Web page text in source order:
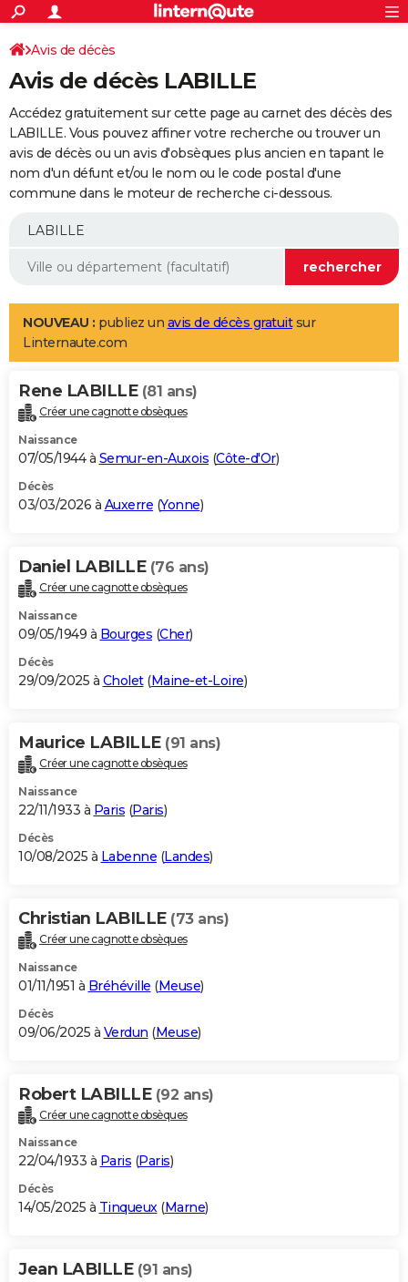
ACTUALITÉS
Politique
Société
Faits Divers
Education
Monde
Villes
+
SPORT
Coupe du monde 2026
Football
Tennis
Cyclisme
Rugby
Forum
Programme TV
TNTStreaming
Cinéma
Sorties cinéma
Musique
+
FINANCE
Retraite
Epargne
Immobilier
Risques naturels par ville
Banque
Assurance
AUTO
Essais
Réserver un essai
Citadines
Berlines
SUV
Forum auto
+
Mobiles
Meilleur smartphone
Internet
Ordinateurs
Jeux vidéo
Guide high-tech
Aménagement intérieur
LIFESTYLE
Art de vivre
Bien-être
Loisirs
Mode
Modes de vie
Alimentation
Guide de la santé
Maladies
Médicaments
Sommeil
VOYAGE
Destinations
City break
Voyage nature
Voyage de noces
Forum
Climat
+PHOTO
GUIDES D'ACHAT
BONS PLANS
Carte de Noël
Carte Bonne année
Carte Saint-Valentin
Carte Pâques
Carte d'anniversaire
DICTIONNAIRE
Dictionnaire
Biographies
Citations
Expressions
Proverbes
PROGRAMME TV
S'inscrire
Se connecter
Lycées
Collèges
Primaires
Universités
Entreprises
Service militaire
Avis de recherche
AVIS DE DÉCÈS
Bricolage
Lifestyle
Culture
Sport
Auto
Television
Voyage
Cinema
Avis de décès
Avis de décès LABILLE
Accédez gratuitement sur cette page au carnet des décès des
LABILLE. Vous pouvez affiner votre recherche ou trouver un
avis de décès ou un avis d'obsèques plus ancien en tapant le
nom d'un défunt et/ou le nom ou le code postal d'une
commune dans le moteur de recherche ci-dessous.
NOUVEAU : publiez un avis de décès gratuitsur
Linternaute.com
Rene LABILLE (81 ans)
Créer une cagnotte obsèques
Naissance
07/05/1944 à Semur-en-Auxois (Côte-d'Or)
Décès
03/03/2026 à Auxerre (Yonne)
Daniel LABILLE (76 ans)
Créer une cagnotte obsèques
Naissance
09/05/1949 à Bourges (Cher)
Décès
29/09/2025 à Cholet(Maine-et-Loire)
Maurice LABILLE (91 ans)
Créer une cagnotte obsèques
Naissance
22/11/1933 à Paris (Paris)
Décès
10/08/2025 à Labenne (Landes)
Christian LABILLE (73 ans)
Créer une cagnotte obsèques
Naissance
01/11/1951 à Bréhéville (Meuse)
Décès
09/06/2025 à Verdun (Meuse)
Robert LABILLE (92 ans)
Créer une cagnotte obsèques
Naissance
22/04/1933 à Paris (Paris)
Décès
14/05/2025 à Tinqueux(Marne)
Jean LABILLE (91 ans)